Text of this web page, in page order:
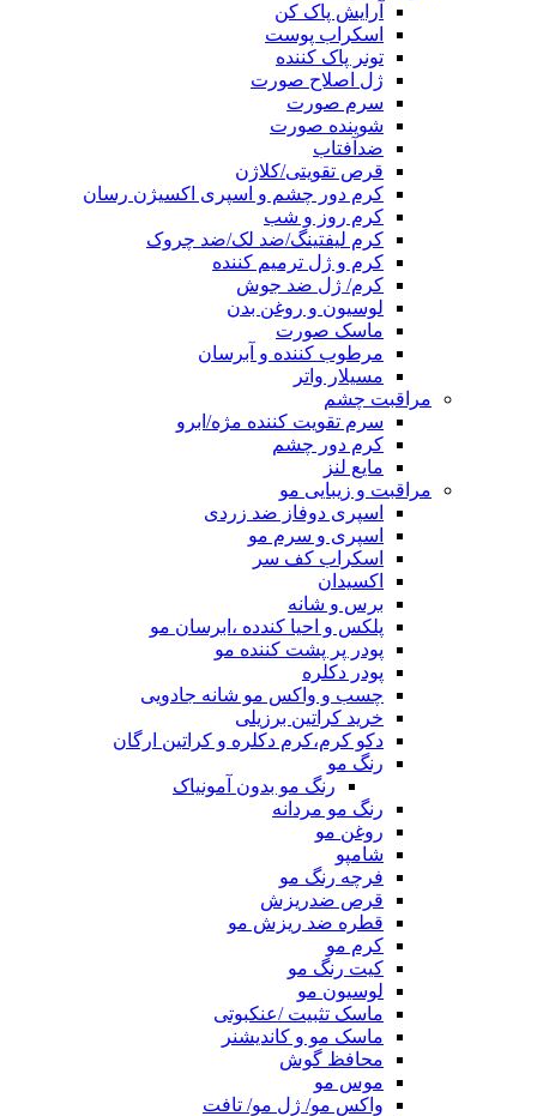
آرایش پاک کن
اسکراب پوست
تونر پاک کننده
ژل اصلاح صورت
سرم صورت
شوینده صورت
ضدآفتاب
قرص تقویتی/کلاژن
کرم دور چشم و اسپری اکسیژن رسان
کرم روز و شب
کرم لیفتینگ/ضد لک/ضد چروک
کرم و ژل ترمیم کننده
کرم/ ژل ضد جوش
لوسیون و روغن بدن
ماسک صورت
مرطوب کننده و آبرسان
مسیلار واتر
مراقبت چشم
سرم تقویت کننده مژه/ابرو
کرم دور چشم
مایع لنز
مراقبت و زیبایی مو
اسپری دوفاز ضد زردی
اسپری و سرم مو
اسکراب کف سر
اکسیدان
برس و شانه
پلکس و احیا کندده ،ابرسان مو
پودر پر پشت کننده مو
پودر دکلره
چسب و واکس مو شانه جادویی
خرید کراتین برزیلی
دکو کرم،کرم دکلره و کراتین ارگان
رنگ مو
رنگ مو بدون آمونیاک
رنگ مو مردانه
روغن مو
شامپو
فرچه رنگ مو
قرص ضدریزش
قطره ضد ریزش مو
کرم مو
کیت رنگ مو
لوسیون مو
ماسک تثبیت /عنکبوتی
ماسک مو و کاندیشنر
محافظ گوش
موس مو
واکس مو/ ژل مو/ تافت